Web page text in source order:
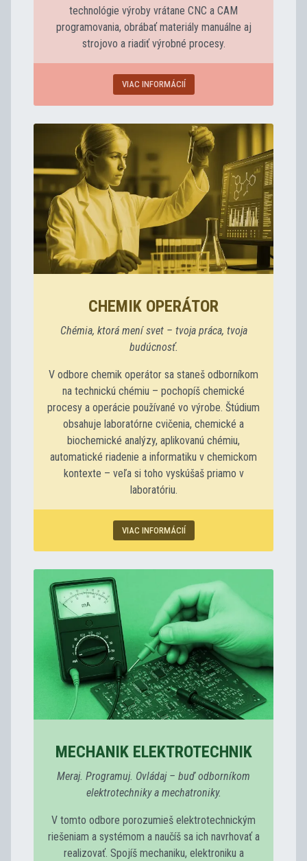
technológie výroby vrátane CNC a CAM
programovania, obrábať materiály manuálne aj
strojovo a riadiť výrobné procesy.
VIAC INFORMÁCIÍ
CHEMIK OPERÁTOR
Chémia, ktorá mení svet – tvoja práca, tvoja
budúcnosť.
V odbore chemik operátor sa staneš odborníkom
na technickú chémiu – pochopíš chemické
procesy a operácie používané vo výrobe. Štúdium
obsahuje laboratórne cvičenia, chemické a
biochemické analýzy, aplikovanú chémiu,
automatické riadenie a informatiku v chemickom
kontexte – veľa si toho vyskúšaš priamo v
laboratóriu.
VIAC INFORMÁCIÍ
MECHANIK ELEKTROTECHNIK
Meraj. Programuj. Ovládaj – buď odborníkom
elektrotechniky a mechatroniky.
V tomto odbore porozumieš elektrotechnickým
riešeniam a systémom a naučíš sa ich navrhovať a
realizovať. Spojíš mechaniku, elektroniku a